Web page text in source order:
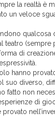
la realtà è
un veloce
qualcosa
teatro (sempre
di
hanno
suo diverso,
fatto non
di